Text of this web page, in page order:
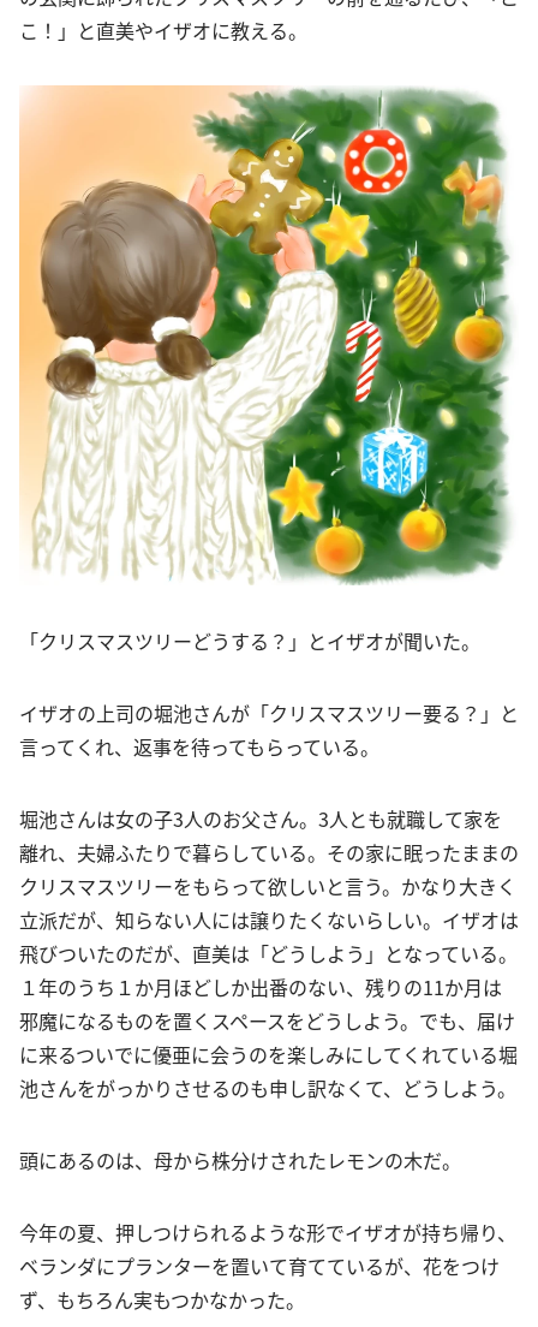
こ！」と直美やイザオに教える。
「クリスマスツリーどうする？」とイザオが聞いた。
イザオの上司の堀池さんが「クリスマスツリー要る？」と
言ってくれ、返事を待ってもらっている。
堀池さんは女の子3人のお父さん。3人とも就職して家を
離れ、夫婦ふたりで暮らしている。その家に眠ったままの
クリスマスツリーをもらって欲しいと言う。かなり大きく
立派だが、知らない人には譲りたくないらしい。イザオは
飛びついたのだが、直美は「どうしよう」となっている。
１年のうち１か月ほどしか出番のない、残りの11か月は
邪魔になるものを置くスペースをどうしよう。でも、届け
に来るついでに優亜に会うのを楽しみにしてくれている堀
池さんをがっかりさせるのも申し訳なくて、どうしよう。
頭にあるのは、母から株分けされたレモンの木だ。
今年の夏、押しつけられるような形でイザオが持ち帰り、
ベランダにプランターを置いて育てているが、花をつけ
ず、もちろん実もつかなかった。